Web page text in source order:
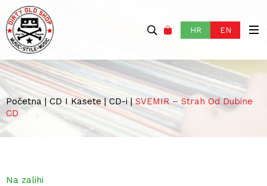
HR EN
Početna | CD I Kasete|CD-i|SVEMIR – Strah Od Dubine
CD
Na zalihi